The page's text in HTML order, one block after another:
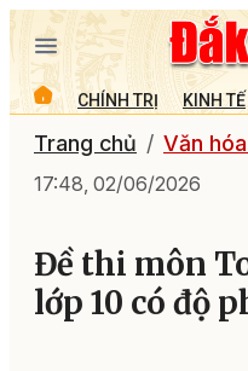
CHÍNH TRỊ KINH TẾ
Trang chủ Văn
17:48, 02/06/2026
Đề thi môn
lớp 10 có độ